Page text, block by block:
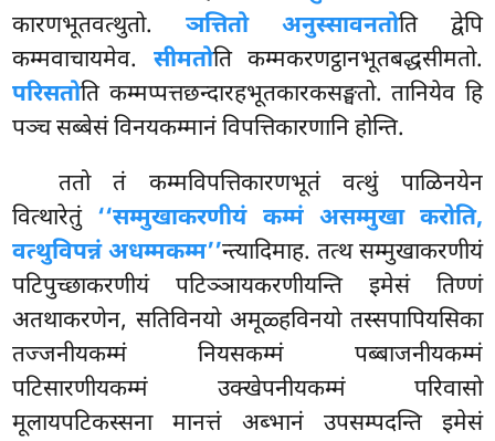
कारणभूतवत्थुतो.ञत्तितो अनुस्सावनतोति द्वेपि
कम्मवाचायमेव. सीमतोति कम्मकरणट्ठानभूतबद्धसीमतो.
परिसतोति कम्मप्पत्तछन्दारहभूतकारकसङ्घतो. तानियेव हि
पञ्च सब्बेसं विनयकम्मानं विपत्तिकारणानि होन्ति.
ततोतं कम्मविपत्तिकारणभूतं वत्थुं पाळिनयेन
वित्थारेतुं ‘‘सम्मुखाकरणीयं कम्मं असम्मुखा करोति,
वत्थुविपन्नं अधम्मकम्म’’न्त्यादिमाह. तत्थ सम्मुखाकरणीयं
पटिपुच्छाकरणीयं पटिञ्ञायकरणीयन्ति इमेसं तिण्णं
अतथाकरणेन, सतिविनयो अमूळ्हविनयो तस्सपापियसिका
तज्जनीयकम्मं नियसकम्मं पब्बाजनीयकम्मं
पटिसारणीयकम्मं उक्खेपनीयकम्मं परिवासो
मूलायपटिकस्सना मानत्तं अब्भानं उपसम्पदन्ति इमेसं